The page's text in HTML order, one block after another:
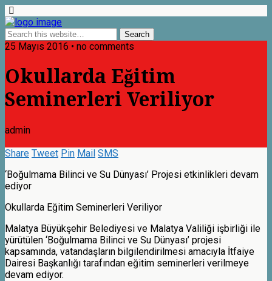
25 Mayıs 2016 • no comments
Okullarda Eğitim
Seminerleri Veriliyor
admin
Share Tweet Pin Mail SMS
‘Boğulmama Bilinci ve Su Dünyası’ Projesi etkinlikleri devam
ediyor
Okullarda Eğitim Seminerleri Veriliyor
Malatya Büyükşehir Belediyesi ve Malatya Valiliği işbirliği ile
yürütülen ‘Boğulmama Bilinci ve Su Dünyası’ projesi
kapsamında, vatandaşların bilgilendirilmesi amacıyla İtfaiye
Dairesi Başkanlığı tarafından eğitim seminerleri verilmeye
devam ediyor.